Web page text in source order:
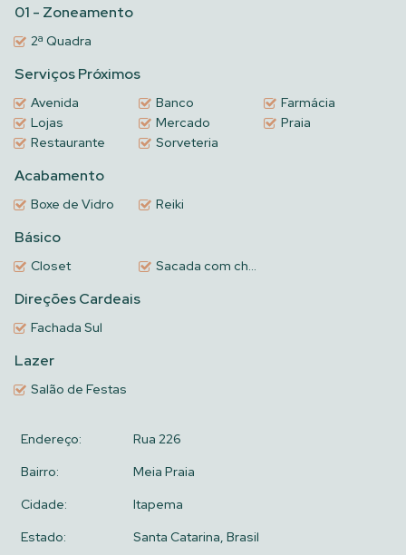
01 - Zoneamento
2ª Quadra
Serviços Próximos
Avenida Banco
Farmácia
Lojas
Mercado
Praia
Restaurante
Sorveteria
Acabamento
Boxe de Vidro Reiki
Básico
Closet Sacada com churrasqueira a carvão
Direções Cardeais
Fachada Sul
Lazer
Salão de Festas
Endereço:
Rua 226
Bairro:
Meia Praia
Cidade:
Itapema
Estado:
Santa Catarina, Brasil